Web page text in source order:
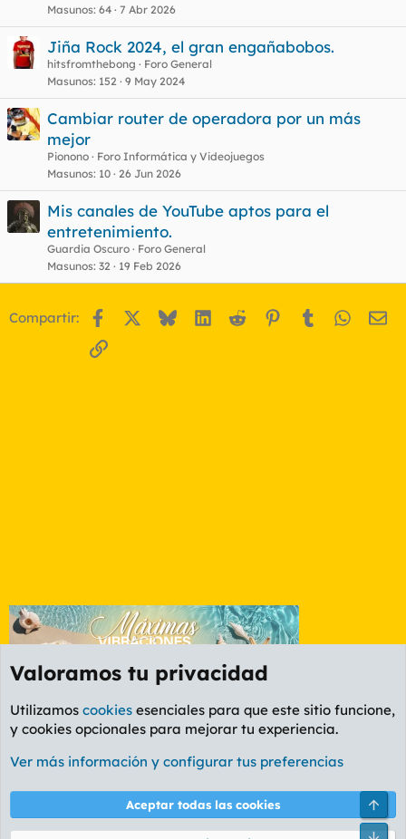
Masunos 64 7 Abr 2026
Jiña Rock 2024, el gran engañabobos.
hitsfromthebong
Foro General
Masunos 152 9 May 2024
Cambiar router de operadora por un más
mejor
Pionono
Foro Informática y Videojuegos
Masunos 10 26 Jun 2026
Mis canales de YouTube aptos para el
entretenimiento.
Guardia Oscuro
Foro General
Masunos 32 19 Feb 2026
Compartir: Facebook BlueskyLinkedIn
Reddit Pinterest
Tumblr
Enlace
Foro General
Cookies
PL OLDSTYLE AMARILLO
Términos y reglas Política de privacidad Ayuda
Valoramos tu privacidad
Utilizamos cookies esenciales para que este sitio funcione,
y cookies opcionales para mejorar tu experiencia.
Ver más información y configurar tus preferencias
Aceptar todas las cookies
Pie